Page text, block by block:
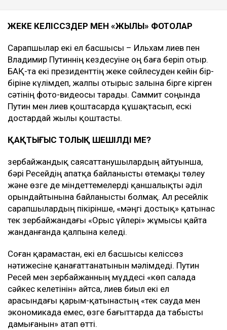
ЖЕКЕ КЕЛІССӨЗДЕР МЕН «ЖЫЛЫ» ФОТОЛАР
Сарапшылар екі ел басшысы – Ильхам Әлиев пен
Владимир Путиннің кездесуіне оң баға беріп отыр.
БАҚ-та екі президенттің жеке сөйлесуден кейін бір-
біріне күлімдеп, жалпы отырыс залына бірге кірген
сәтінің фото-видеосы тарады. Саммит соңында
Путин мен Әлиев қоштасарда құшақтасып, ескі
достардай жылы қоштасты.
ҚАҚТЫҒЫС ТОЛЫҚ ШЕШІЛДІ МЕ?
Әзербайжандық саясаттанушылардың айтуынша,
бәрі Ресейдің апатқа байланысты өтемақы төлеу
және өзге де міндеттемелерді қаншалықты әділ
орындайтынына байланысты болмақ. Ал ресейлік
сарапшылардың пікірінше, «мәңгі достық» қатынас
тек Әзербайжандағы «Орыс үйлері» жұмысы қайта
жанданғанда қалпына келеді.
Соған қарамастан, екі ел басшысы келіссөз
нәтижесіне қанағаттанатынын мәлімдеді. Путин
Ресей мен Әзербайжанның мүддесі «көп салада
сәйкес келетінін» айтса, Әлиев биыл екі ел
арасындағы қарым-қатынастың «тек сауда мен
экономикада емес, өзге бағыттарда да табысты
дамығанын» атап өтті.